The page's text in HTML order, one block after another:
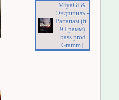
MiyaGi &
Эндшпиль -
Рапапам (ft.
9 Грамм)
[bass.prod
Gramm]